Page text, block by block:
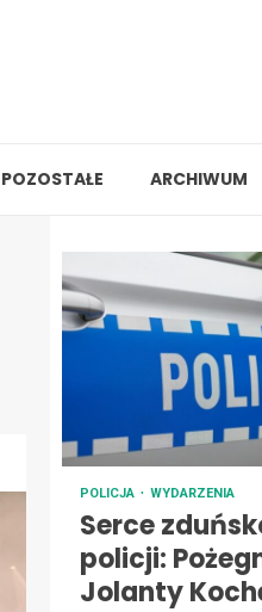
POZOSTAŁE ARCHIWUM
POLICJA WYDARZENIA
Serce
policji:
Jolanty